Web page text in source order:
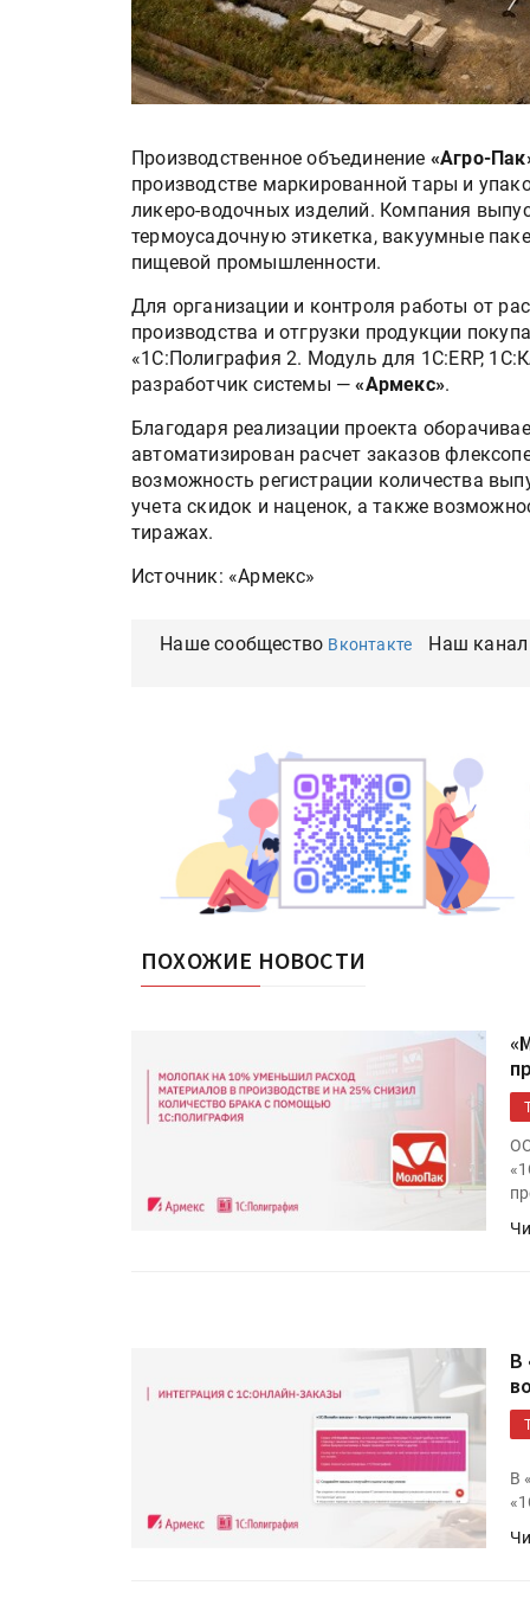
Производственное объединение «Агро-
производстве маркированной тары и
ликеро-водочных изделий. Компания
термоусадочную этикетка, вакуумные
пищевой промышленности.
Для организации и контроля работы от
производства и отгрузки продукции
«1С:Полиграфия 2. Модуль для 1С:ERP,
разработчик системы —«Армекс».
Благодаря реализации проекта
автоматизирован расчет заказов
возможность регистрации количества
учета скидок и наценок, а также
тиражах.
Источник: «Армекс»
Наше сообщество Вконтакте Наш канал
ПОХОЖИЕ НОВОСТИ
В
В